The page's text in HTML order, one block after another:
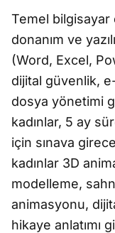
Temel bilgisayar
donanım ve
(Word, Excel,
dijital güvenlik,
dosya yönetimi
kadınlar, 5 ay
için sınava
kadınlar 3D
modelleme,
animasyonu,
hikaye anlatımı